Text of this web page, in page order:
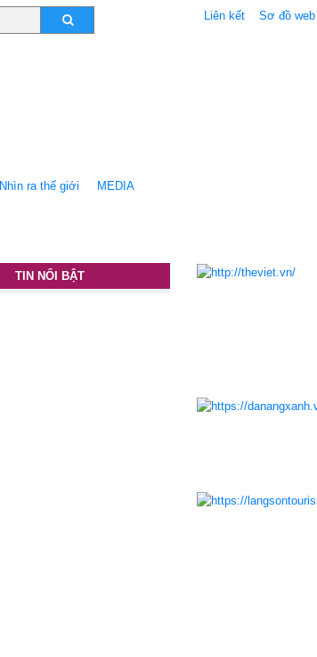
Liên kết Sơ đồ web
Nhìn ra thế giới MEDIA
TIN NỔI BẬT